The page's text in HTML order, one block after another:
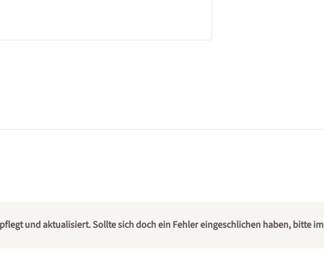
und aktualisiert. Sollte sich doch ein Fehler eingeschlichen haben, bitte im